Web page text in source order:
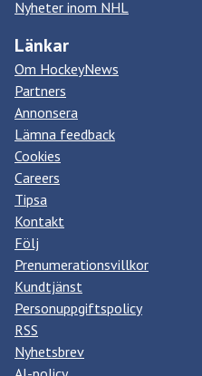
Nyheter inom NHL
Länkar
Om HockeyNews
Partners
Annonsera
Lämna feedback
Cookies
Careers
Tipsa
Kontakt
Följ
Prenumerationsvillkor
Kundtjänst
Personuppgiftspolicy
RSS
Nyhetsbrev